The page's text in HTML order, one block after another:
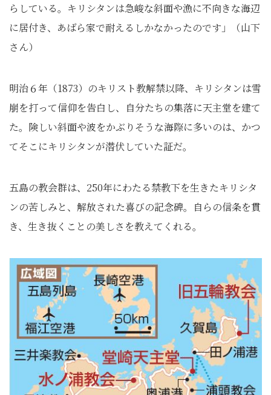
らしている。キリシタンは急峻な斜面や漁に不向きな海辺
に居付き、あばら家で耐えるしかなかったのです」（山下
さん）
明治６年（1873）のキリスト教解禁以降、キリシタンは雪
崩を打って信仰を告白し、自分たちの集落に天主堂を建て
た。険しい斜面や波をかぶりそうな海際に多いのは、かつ
てそこにキリシタンが潜伏していた証だ。
五島の教会群は、250年にわたる禁教下を生きたキリシタ
ンの苦しみと、解放された喜びの記念碑。自らの信条を貫
き、生き抜くことの美しさを教えてくれる。